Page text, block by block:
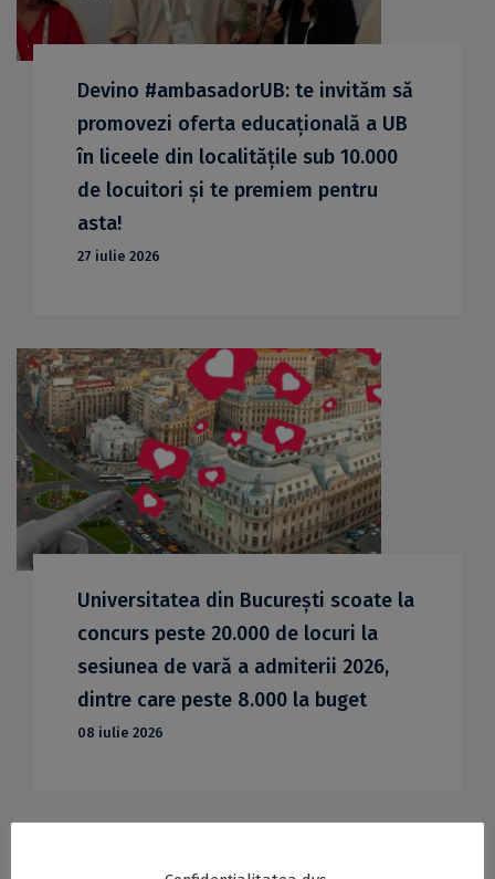
Devino #ambasadorUB: te invităm să
promovezi oferta educațională a UB
în liceele din localitățile sub 10.000
de locuitori și te premiem pentru
asta!
27 iulie 2026
Universitatea din București scoate la
concurs peste 20.000 de locuri la
sesiunea de vară a admiterii 2026,
dintre care peste 8.000 la buget
08 iulie 2026